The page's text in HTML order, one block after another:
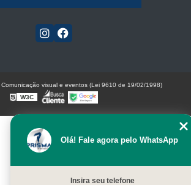
Olá! Fale agora pelo WhatsApp
Insira seu telefone
visual e eventos (Lei 9610 de 19/02/1998)
W3C